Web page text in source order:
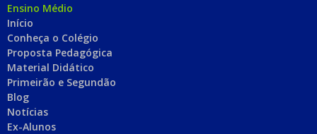
Ensino Médio
Início
Conheça o Colégio
Proposta Pedagógica
Material Didático
Primeirão e Segundão
Blog
Notícias
Ex-Alunos